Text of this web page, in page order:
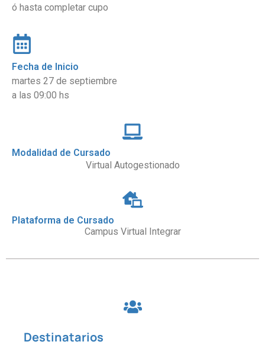
ó hasta completar cupo
Fecha de Inicio
martes 27 de septiembre
a las 09:00 hs
Modalidad de Cursado
Virtual Autogestionado
Plataforma de Cursado
Campus Virtual Integrar
Destinatarios